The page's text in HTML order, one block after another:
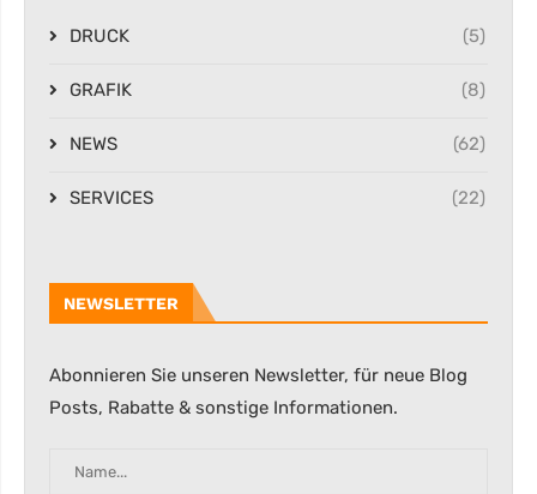
DRUCK (5)
GRAFIK (8)
NEWS (62)
SERVICES (22)
NEWSLETTER
Abonnieren Sie unseren Newsletter, für neue Blog
Posts, Rabatte & sonstige Informationen.